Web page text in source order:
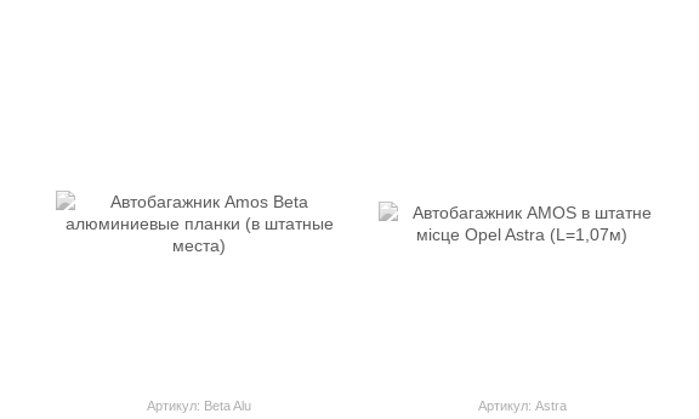
Артикул: Beta Alu Артикул: Astra